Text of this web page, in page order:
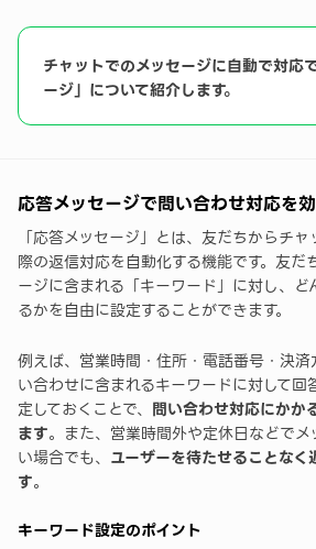
チャットでのメッセージに自動で対応
ージ」について紹介します。
応答メッセージで問い合わせ対応を
「応答メッセージ」とは、友だちからチ
際の返信対応を自動化する機能です。友だ
ージに含まれる「キーワード」に対し、
るかを自由に設定することができます。
例えば、営業時間・住所・電話番号・決
い合わせに含まれるキーワードに対して回
定しておくことで、 問い合わせ対応にかか
ます。また、営業時間外や定休日などで
い場合でも、 ユーザーを待たせることな
す。
キーワード設定のポイント